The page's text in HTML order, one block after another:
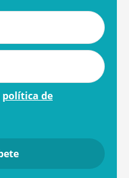
política de